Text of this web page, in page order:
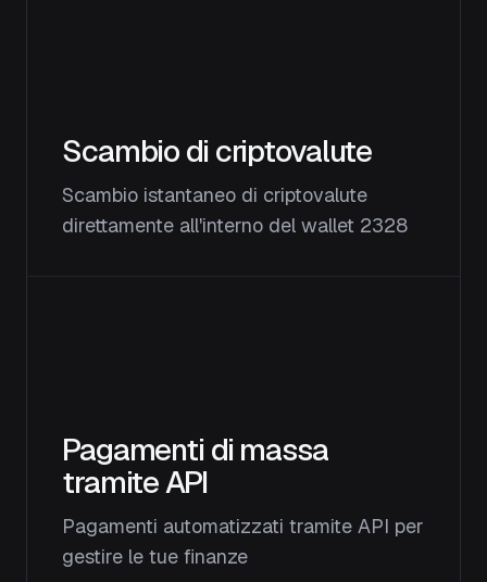
Scambio di criptovalute
Scambio istantaneo di criptovalute
direttamente all'interno del wallet 2328
Pagamenti di massa
tramite API
Pagamenti automatizzati tramite API per
gestire le tue finanze